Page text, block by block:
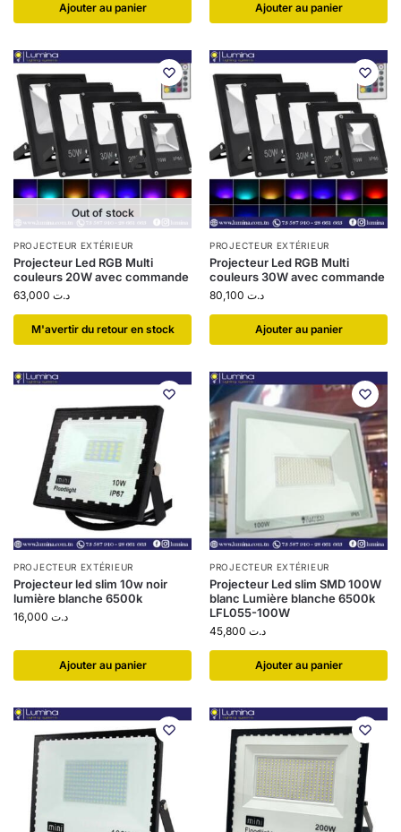
Ajouter au panier Ajouter au panier
Out of stock
PROJECTEUR EXTÉRIEUR
Projecteur Led RGB Multi
couleurs 20W avec commande
د.ت
​M'avertir du retour en stock
PROJECTEUR EXTÉRIEUR
Projecteur Led RGB Multi
couleurs 30W avec commande
د.ت
Ajouter au panier
PROJECTEUR EXTÉRIEUR
Projecteur led slim 10w noir
lumière blanche 6500k
د.ت
Ajouter au panier
PROJECTEUR EXTÉRIEUR
Projecteur Led slim SMD 100W
blanc Lumière blanche 6500k
LFL055-100W
د.ت
Ajouter au panier